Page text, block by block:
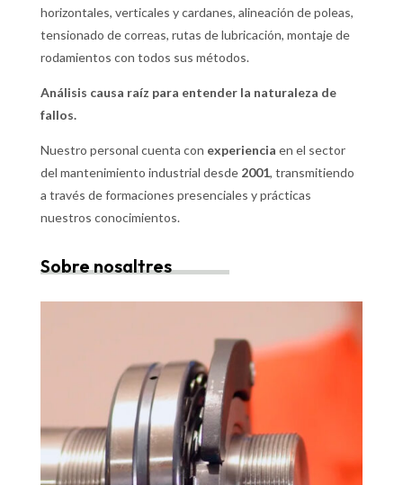
horizontales, verticales y cardanes, alineación de poleas,
tensionado de correas, rutas de lubricación, montaje de
rodamientos con todos sus métodos.
Análisis causa raíz para entender la naturaleza de
fallos.
Nuestro personal cuenta con experiencia en el sector
del mantenimiento industrial desde 2001, transmitiendo
a través de formaciones presenciales y prácticas
nuestros conocimientos.
Sobre nosaltres